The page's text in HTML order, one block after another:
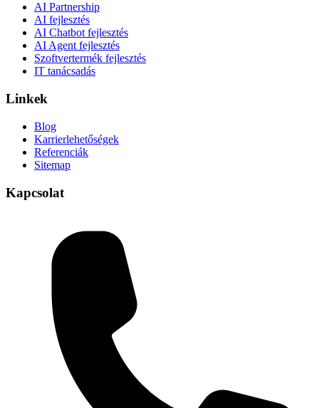
AI Partnership
AI fejlesztés
AI Chatbot fejlesztés
AI Agent fejlesztés
Szoftvertermék fejlesztés
IT tanácsadás
Linkek
Blog
Karrierlehetőségek
Referenciák
Sitemap
Kapcsolat